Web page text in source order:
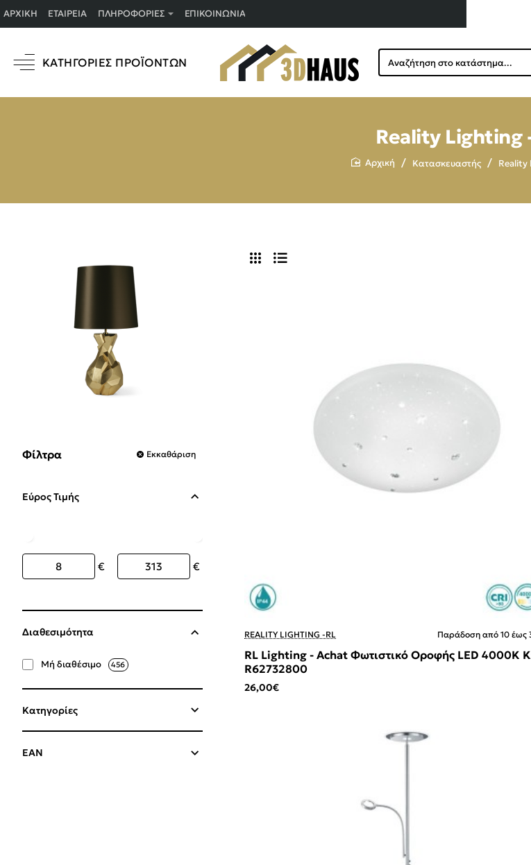
ΑΡΧΙΚΉ ΕΤΑΙΡΕΊΑ ΠΛΗΡΟΦΟΡΊΕΣ ΕΠΙΚΟΙΝΩΝΊΑ
ΚΑΤΗΓΟΡΊΕΣ ΠΡΟΪΌΝΤΩΝ
Αναζήτηση
στο
Reality Lighting
Κατασκευαστής Reality
Φίλτρα Εκκαθάριση
Εύρος Τιμής
€ €
Διαθεσιμότητα
Μή διαθέσιμο 456
Κατηγορίες
EAN
REALITY LIGHTING -RL Παράδοση από 10 έως
RL Lighting - Achat Φωτιστικό Οροφής LED 4000K
R62732800
26,00€